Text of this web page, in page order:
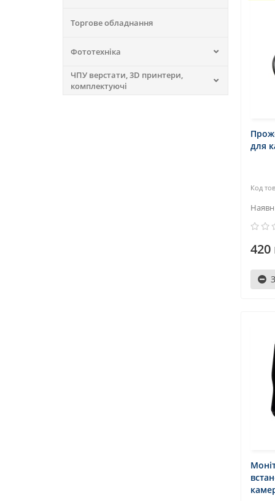
Торгове обладнання
Фототехніка
ЧПУ верстати, 3D принтери,
комплектуючі
для
420